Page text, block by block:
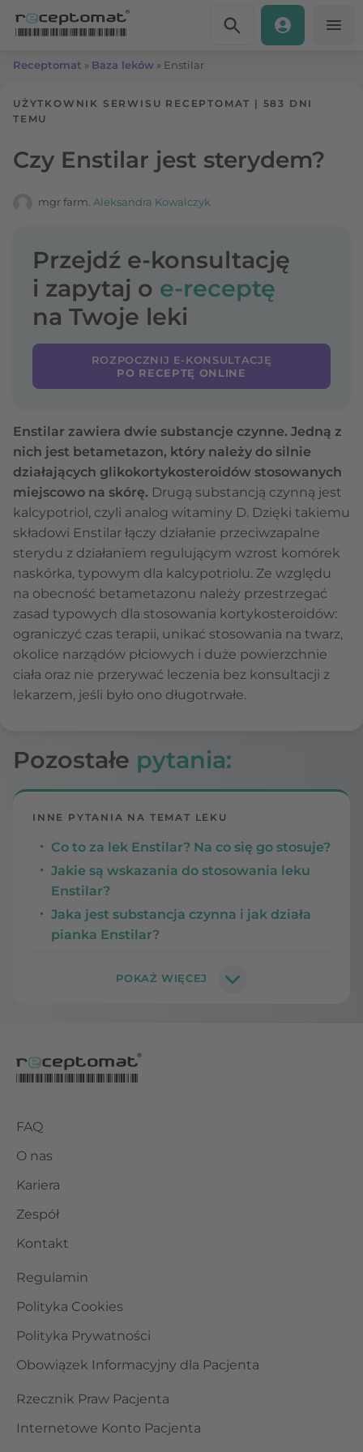
Receptomat » Baza leków » Enstilar
UŻYTKOWNIK SERWISU RECEPTOMAT | 583 DNI
TEMU
Czy Enstilar jest sterydem?
mgr farm. Aleksandra Kowalczyk
Przejdź e-konsultację
i zapytaj o e-receptę
na Twoje leki
ROZPOCZNIJ E-KONSULTACJĘ
PO RECEPTĘ ONLINE
Enstilar zawiera dwie substancje czynne. Jedną z
nich jest betametazon, który należy do silnie
działających glikokortykosteroidów stosowanych
miejscowo na skórę. Drugą substancją czynną jest
kalcypotriol, czyli analog witaminy D. Dzięki takiemu
składowi Enstilar łączy działanie przeciwzapalne
sterydu z działaniem regulującym wzrost komórek
naskórka, typowym dla kalcypotriolu. Ze względu
na obecność betametazonu należy przestrzegać
zasad typowych dla stosowania kortykosteroidów:
ograniczyć czas terapii, unikać stosowania na twarz,
okolice narządów płciowych i duże powierzchnie
ciała oraz nie przerywać leczenia bez konsultacji z
lekarzem, jeśli było ono długotrwałe.
Pozostałe pytania:
INNE PYTANIA NA TEMAT LEKU
Co to za lek Enstilar? Na co się go stosuje?
Jakie są wskazania do stosowania leku
Enstilar?
Jaka jest substancja czynna i jak działa
pianka Enstilar?
FAQ
O nas
Kariera
Zespół
Kontakt
Regulamin
Polityka Cookies
Polityka Prywatności
Obowiązek Informacyjny dla Pacjenta
Rzecznik Praw Pacjenta
Internetowe Konto Pacjenta